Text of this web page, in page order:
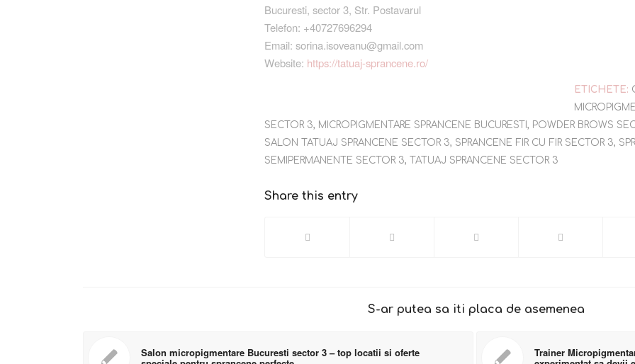
Bucuresti, sector 3, Str. Postavarul
Telefon: +40727696294
Email: sorina.isoveanu@gmail.com
Website: https://tatuaj-sprancene.ro/
ETICHETE:
SECTOR 3, MICROPIGMENTARE SPRANCENE BUCURESTI , POWDER BROWS
SALON TATUAJ SPRANCENE SECTOR 3, SPRANCENE FIR CU FIR SECTOR 3,
SEMIPERMANENTE SECTOR 3, TATUAJ SPRANCENE SECTOR 3
Share this entry
S-ar putea sa iti placa de asemenea
Salon micropigmentare Bucuresti sector 3 – top locatii si oferte Trainer